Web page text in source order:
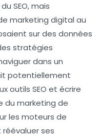
SEO, mais
marketing digital au
sur des données
stratégies
dans un
potentiellement
outils SEO et écrire
du marketing de
les moteurs de
ses